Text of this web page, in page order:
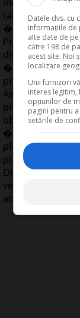
taxele �i
�n parte.
Produc�torii �i
discute pe tema
�n�eles �n
prevederilor.
Astfel, �n urma
precum cea de
obligatorii, iar
�nt�rzie
pl�tesc
produselor.
Discu�iile pe
venit ca urmare
abuzurile
Datele dvs. cu
informațiile de
alte date de
către 198 de
acest site. Noi
localizare
Unii furnizori
interes
opțiunilor de
pagini pentru
setările de